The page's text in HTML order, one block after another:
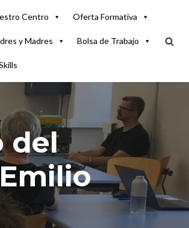
Centro Oferta Formativa
y Madres Bolsa de Trabajo
del